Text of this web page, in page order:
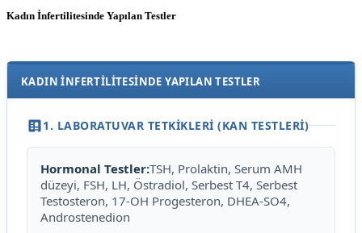
Kadın İnfertilitesinde Yapılan Testler
KADIN İNFERTİLİTESİNDE YAPILAN TESTLER
1. LABORATUVAR TETKİKLERİ (KAN TESTLERİ)
Hormonal Testler:TSH, Prolaktin, Serum AMH
düzeyi, FSH, LH, Östradiol, Serbest T4, Serbest
Testosteron, 17-OH Progesteron, DHEA-SO4,
Androstenedion